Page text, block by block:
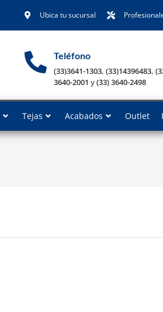
Ubica tu sucursal
Teléfono
(33)3641-1303, (33)14396483,
3640-2001 y(33) 3640-2498
Tejas Acabados Outlet